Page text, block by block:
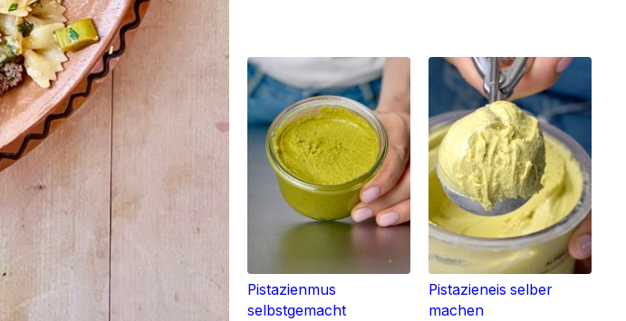
Pistazienmus
selbstgemacht
Pistazieneis selber
machen